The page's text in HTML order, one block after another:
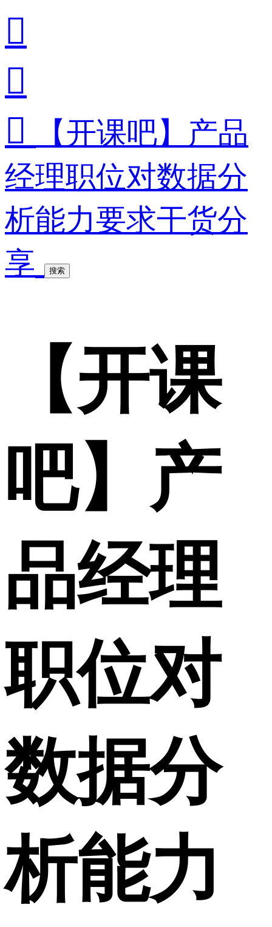



【开课吧】产品
经理职位对数据分
析能力要求干货分
享
搜索
【开课
吧】产
品经理
职位对
数据分
析能力